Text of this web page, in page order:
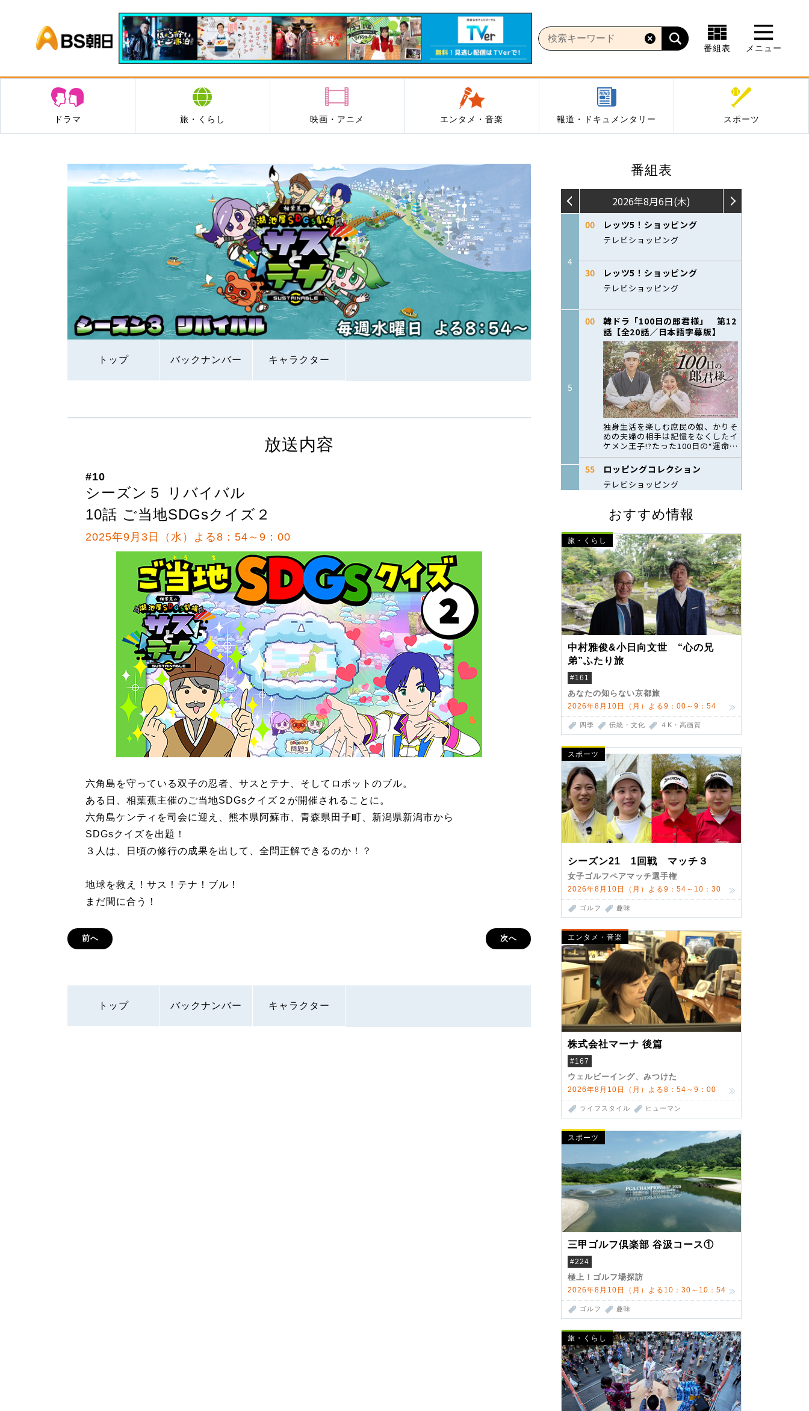
BS朝日
番組表 メニュー
ドラマ 旅・くらし 映画・アニメ エンタメ・音楽 報道・ドキュメンタリー スポーツ
トップ バックナンバー キャラクター
番組表
おすすめ情報
旅・くらし
中村雅俊&小日向文世 “心の兄
弟”ふたり旅
#161
あなたの知らない京都旅
2026年8月10日（月）よる9：00～9：54
四季 伝統・文化 ４K・高画質
スポーツ
シーズン21 1回戦 マッチ３
女子ゴルフペアマッチ選手権
2026年8月10日（月）よる9：54～10：30
ゴルフ 趣味
エンタメ・音楽
株式会社マーナ 後篇
#167
ウェルビーイング、みつけた
2026年8月10日（月）よる8：54～9：00
ライフスタイル ヒューマン
スポーツ
三甲ゴルフ倶楽部 谷汲コース①
#224
極上！ゴルフ場探訪
2026年8月10日（月）よる10：30～10：54
ゴルフ 趣味
旅・くらし
放送内容
#10
シーズン５ リバイバル
10話 ご当地SDGsクイズ２
2025年9月3日（水）よる8：54～9：00
六角島を守っている双子の忍者、サスとテナ、そしてロボットのブル。
ある日、相葉蕉主催のご当地SDGsクイズ２が開催されることに。
六角島ケンティを司会に迎え、熊本県阿蘇市、青森県田子町、新潟県新潟市から
SDGsクイズを出題！
３人は、日頃の修行の成果を出して、全問正解できるのか！？
地球を救え！サス！テナ！ブル！
まだ間に合う！
前へ 次へ
トップ バックナンバー キャラクター